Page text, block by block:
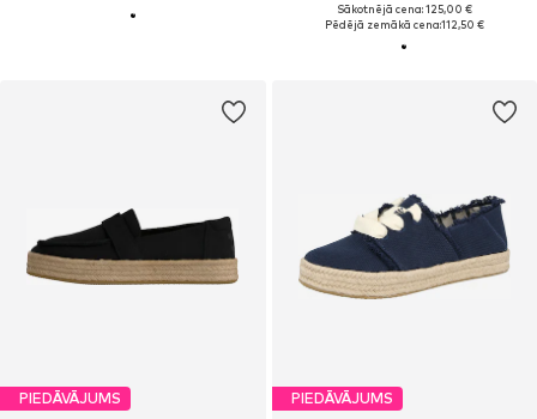
Sākotnējā cena: 125,00 €
Pēdējā zemākā cena:112,50 €
PIEDĀVĀJUMS PIEDĀVĀJUMS